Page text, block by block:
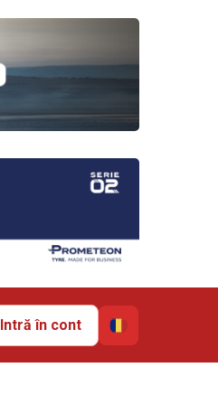
Intră în cont